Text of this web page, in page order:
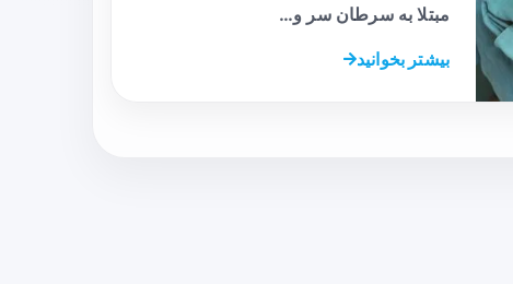
مبتلا به سرطان سر و…
بیشتر بخوانید